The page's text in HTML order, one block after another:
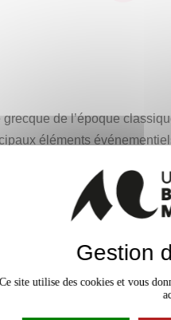
de l’époque
éléments
sera accordée aux
Gestion
Ce site utilise des cookies et vous